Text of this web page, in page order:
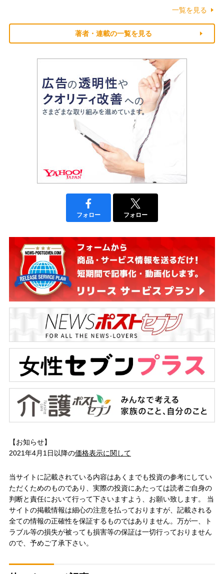
一覧を見る
著者・連載の一覧を見る
フォロー フォロー
【お知らせ】
2021年4月1日以降の価格表示に関して
当サイトに記載されている内容はあくまでも投資の参考にしてい
ただくためのものであり、実際の投資にあたっては読者ご自身の
判断と責任において行って下さいますよう、お願い致します。 当
サイトの掲載情報は細心の注意を払っておりますが、記載される
全ての情報の正確性を保証するものではありません。万が一、ト
ラブル等の損失が被っても損害等の保証は一切行っておりません
ので、予めご了承下さい。